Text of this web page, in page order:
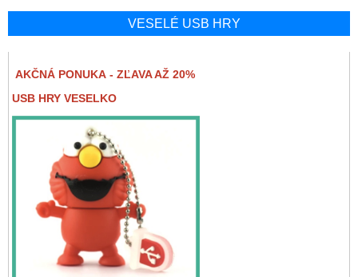
VESELÉ USB HRY
AKČNÁ PONUKA - ZĽAVA AŽ 20%
USB HRY VESELKO